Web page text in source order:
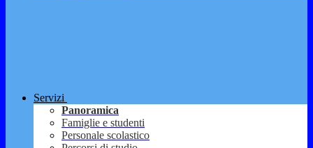
Servizi
Panoramica
Famiglie e studenti
Personale scolastico